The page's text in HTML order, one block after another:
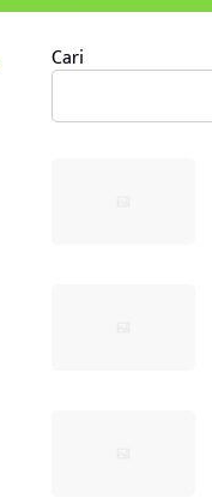
Cari